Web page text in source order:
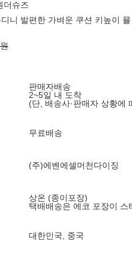
더슈즈
니 발편한 가벼운 쿠션 키높이
원
판매자배송
2~5일 내 도착
(단, 배송사·판매자 상황에
무료배송
(주)에벤에셀머천다이징
상온 (종이포장)
택배배송은 에코 포장이 스
대한민국, 중국